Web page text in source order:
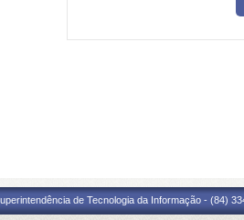
de Tecnologia da Informação - (84)